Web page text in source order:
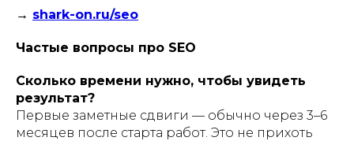
→ shark-on.ru/seo
Частые вопросы про SEO
Сколько времени нужно, чтобы увидеть
результат?
Первые заметные сдвиги — обычно через 3–6
месяцев после старта работ. Это не прихоть